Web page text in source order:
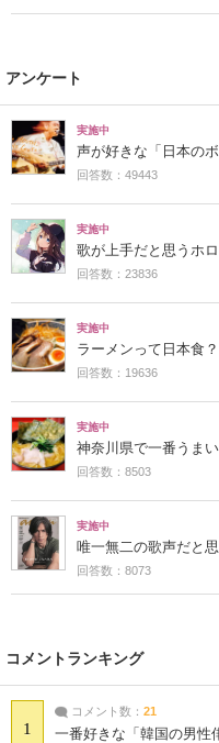
アンケート
実施中
声が好きな「日本の
回答数：49443
実施中
歌が上手だと思うホ
回答数：23836
実施中
ラーメンって日本食
回答数：19636
実施中
神奈川県で一番うま
回答数：8503
実施中
唯一無二の歌声だと
回答数：8073
コメントランキング
1
コメント数： 21
一番好きな「韓国の男性